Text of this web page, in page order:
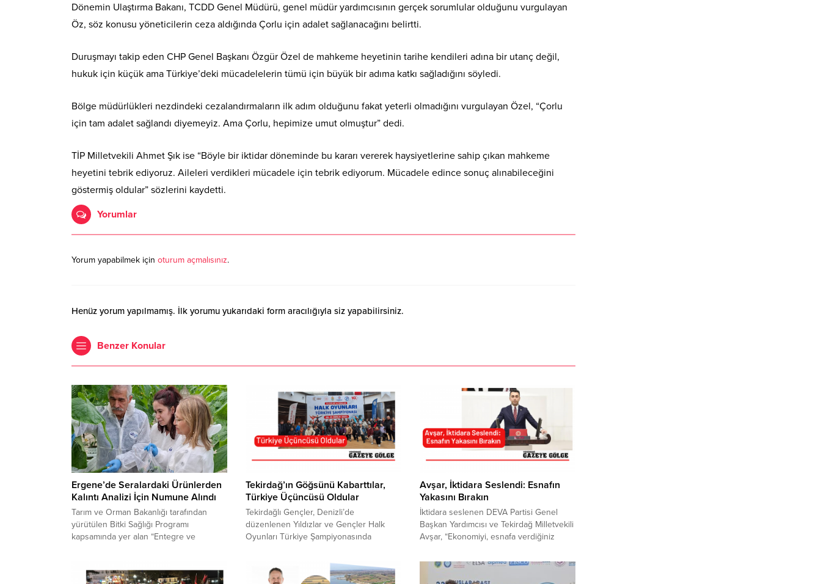
Dönemin Ulaştırma Bakanı, TCDD Genel Müdürü, genel müdür yardımcısının gerçek sorumlular olduğunu vurgulayan
Öz, söz konusu yöneticilerin ceza aldığında Çorlu için adalet sağlanacağını belirtti.
Duruşmayı takip eden CHP Genel Başkanı Özgür Özel de mahkeme heyetinin tarihe kendileri adına bir utanç değil,
hukuk için küçük ama Türkiye’deki mücadelelerin tümü için büyük bir adıma katkı sağladığını söyledi.
Bölge müdürlükleri nezdindeki cezalandırmaların ilk adım olduğunu fakat yeterli olmadığını vurgulayan Özel, “Çorlu
için tam adalet sağlandı diyemeyiz. Ama Çorlu, hepimize umut olmuştur” dedi.
TİP Milletvekili Ahmet Şık ise “Böyle bir iktidar döneminde bu kararı vererek haysiyetlerine sahip çıkan mahkeme
heyetini tebrik ediyoruz. Aileleri verdikleri mücadele için tebrik ediyorum. Mücadele edince sonuç alınabileceğini
göstermiş oldular” sözlerini kaydetti.
Yorumlar
Yorum yapabilmek için oturum açmalısınız.
Henüz yorum yapılmamış. İlk yorumu yukarıdaki form aracılığıyla siz yapabilirsiniz.
Benzer Konular
Ergene’de Seralardaki Ürünlerden
Kalıntı Analizi İçin Numune Alındı
Tarım ve Orman Bakanlığı tarafından
yürütülen Bitki Sağlığı Programı
kapsamında yer alan “Entegre ve
Ergene ilçesinde faaliyet gösteren
Tekirdağ’ın Göğsünü Kabarttılar,
Türkiye Üçüncüsü Oldular
Tekirdağlı Gençler, Denizli’de
düzenlenen Yıldızlar ve Gençler Halk
Oyunları Türkiye Şampiyonasında
her bölgesinden toplam 14 ekibin katılma
başarısı gösterdiği Türkiye Halk Oyunları
Avşar, İktidara Seslendi: Esnafın
Yakasını Bırakın
İktidara seslenen DEVA Partisi Genel
Başkan Yardımcısı ve Tekirdağ Milletvekili
Avşar, “Ekonomiyi, esnafa verdiğiniz
toparlayacaksınız” dedi. Esnaf kredisine